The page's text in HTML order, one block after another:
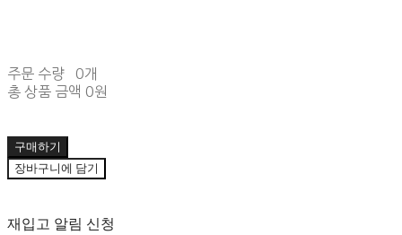
주문 수량
0개
총 상품 금액 0원
구매하기
장바구니에 담기
재입고 알림 신청